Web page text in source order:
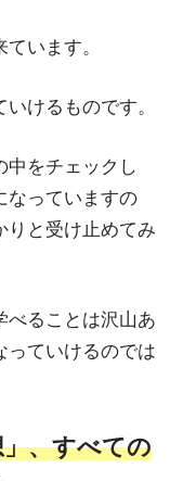
います。
けるものです。
中をチェックし
なっていますの
りと受け止めてみ
べることは沢山あ
っていけるのでは
、すべての